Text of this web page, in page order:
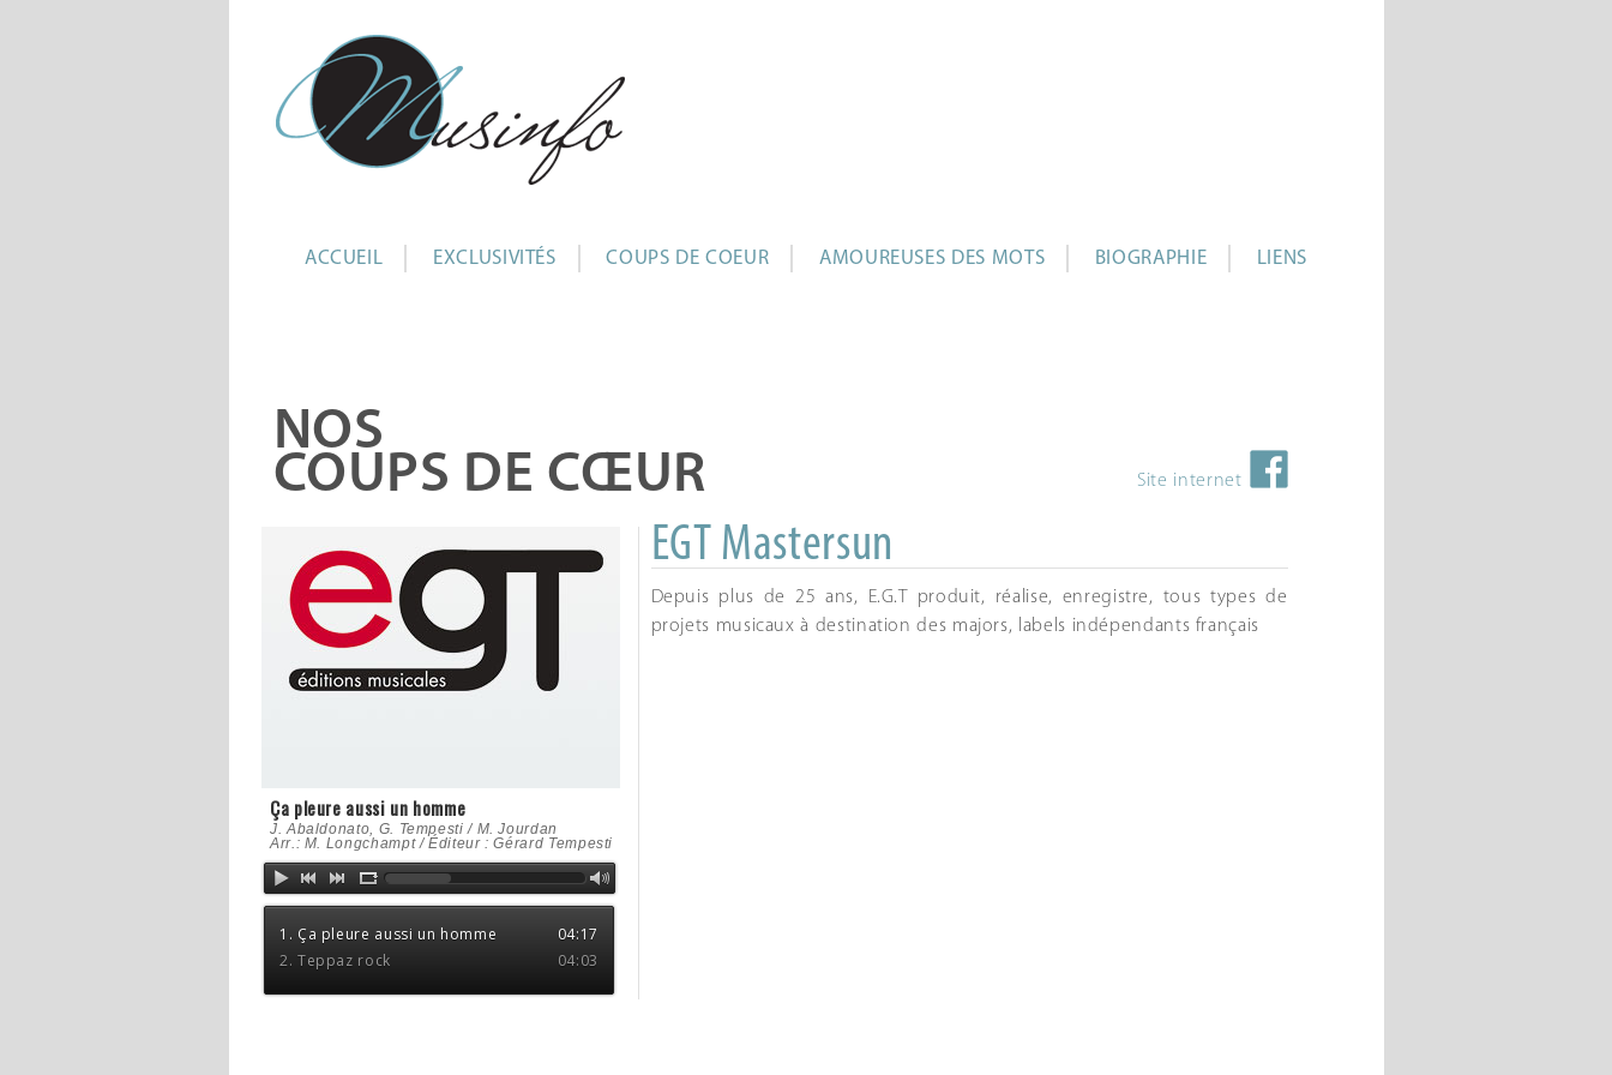
ACCUEIL EXCLUSIVITÉS COUPS DE COEUR AMOUREUSES DES MOTS BIOGRAPHIE LIENS
NOS
COUPS DE CŒUR
Ça pleure aussi un homme
J. Abaldonato, G. Tempesti / M. Jourdan
Arr.: M. Longchampt / Éditeur : Gérard Tempesti
1. Ça pleure aussi un homme
04:17
2. Teppaz rock
04:03
Site internet
EGT Mastersun
Depuis plus de 25 ans, E.G.T produit, réalise, enregistre, tous types de
projets musicaux à destination des majors, labels indépendants français